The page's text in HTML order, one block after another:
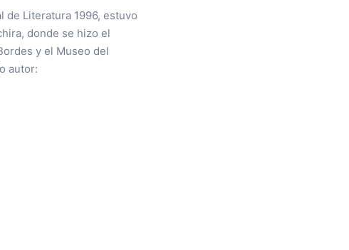
Literatura 1996, estuvo
donde se hizo el
y el Museo del
autor: